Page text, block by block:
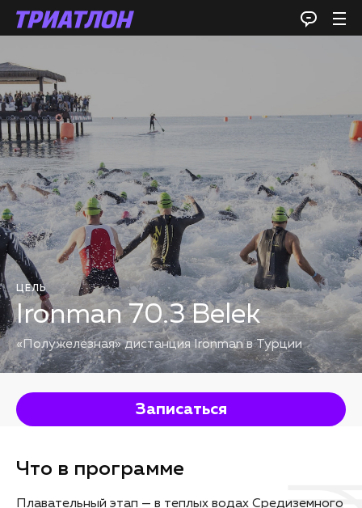
ЦЕЛЬ
Ironman 70.3 Belek
«Полужелезная» дистанция Ironman в Турции
Записаться
Что в программе
Плавательный этап — в теплых водах Средиземного